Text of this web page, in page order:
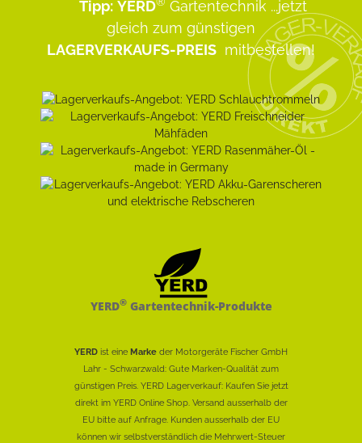
Tipp: YERD Gartentechnik ...jetzt
gleich zum günstigen
LAGERVERKAUFS-PREIS mitbestellen!
YERD®Gartentechnik-Produkte
YERD ist eine Marke der Motorgeräte Fischer GmbH
Lahr - Schwarzwald: Gute Marken-Qualität zum
günstigen Preis. YERD Lagerverkauf: Kaufen Sie jetzt
direkt im YERD Online Shop. Versand ausserhalb der
EU bitte auf Anfrage. Kunden ausserhalb der EU
können wir selbstverständlich die Mehrwert-Steuer